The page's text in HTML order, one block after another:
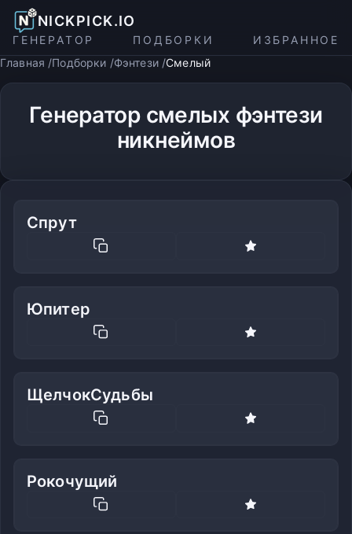
NICKPICK.IO
ГЕНЕРАТОР ПОДБОРКИ
ИЗБРАННОЕ
Главная
Подборки Фэнтези Смелый
Генератор смелых фэнтези
никнеймов
Спрут
Юпитер
ЩелчокСудьбы
Рокочущий